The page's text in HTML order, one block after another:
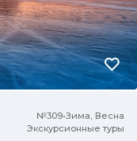
№309•Зима, Весна
Экскурсионные туры